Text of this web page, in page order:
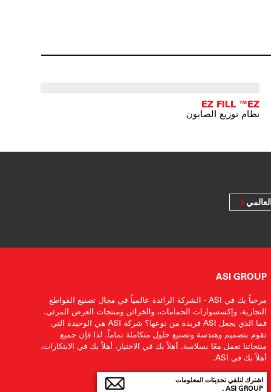
EZ FILL ™EZ
نظام توزيع الصابون
ASI GROUP
مرحباً بك في ASI - الشركة الرائدة عالمياً في مجال تصنيع القواطع
التجارية، وإكسسوارات الحمامات، والخزائن ومنتجات العرض المرئي.
فما الذي يجعل ASI فريدة من نوعها؟ شركة ASI هي الوحيدة التي
تقوم بتصميم وهندسة وتصنيع حلول متكاملة تماماً. لذا فإن جميع
منتجاتنا تعمل معًا بسلاسة. أهلاً بك في الاختيار، أهلاً بك في الابتكارات،
أهلاً بك في ASI.
اشترك لتلقي تحديثات المعلومات
ASI GROUP .